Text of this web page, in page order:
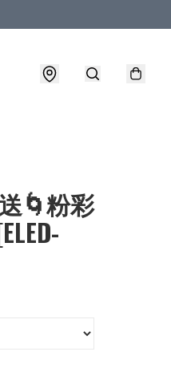
🌀粉彩